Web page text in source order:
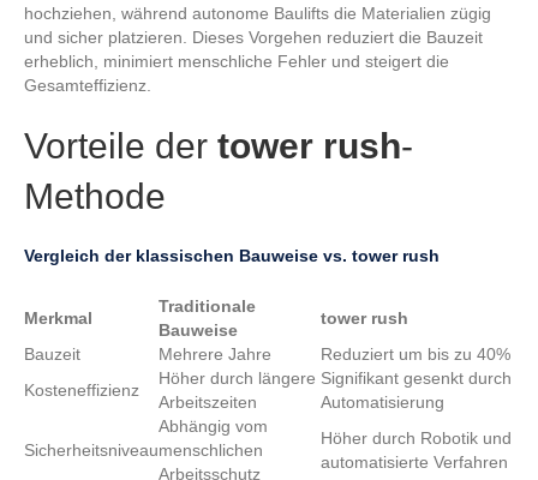
hochziehen, während autonome Baulifts die Materialien zügig
und sicher platzieren. Dieses Vorgehen reduziert die Bauzeit
erheblich, minimiert menschliche Fehler und steigert die
Gesamteffizienz.
Vorteile der tower rush-
Methode
Vergleich der klassischen Bauweise vs. tower rush
Merkmal
Traditionale
Bauweise
tower rush
Bauzeit
Mehrere Jahre
Reduziert um bis zu 40%
Kosteneffizienz
Höher durch längere
Arbeitszeiten
Signifikant gesenkt durch
Automatisierung
Sicherheitsniveau
Abhängig vom
menschlichen
Arbeitsschutz
Höher durch Robotik und
automatisierte Verfahren